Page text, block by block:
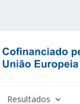
Resultados